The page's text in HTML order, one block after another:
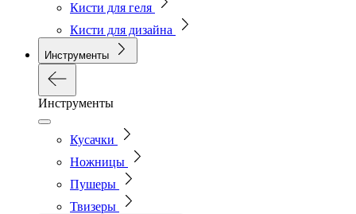
Кисти для геля
Кисти для дизайна
Инструменты
Инструменты
Кусачки
Ножницы
Пушеры
Твизеры